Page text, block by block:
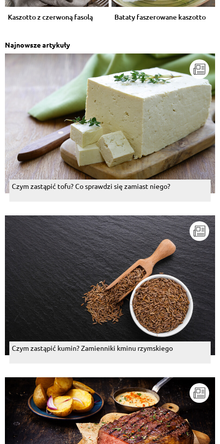
Kaszotto z czerwoną fasolą Bataty faszerowane kaszotto
Najnowsze artykuły
Czym zastąpić tofu? Co sprawdzi się zamiast niego?
Czym zastąpić kumin? Zamienniki kminu rzymskiego